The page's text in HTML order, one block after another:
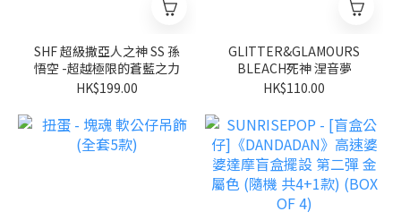
SHF 超級撒亞人之神 SS 孫
悟空 -超越極限的蒼藍之力
HK$199.00
GLITTER&GLAMOURS
BLEACH死神 涅音夢
HK$110.00